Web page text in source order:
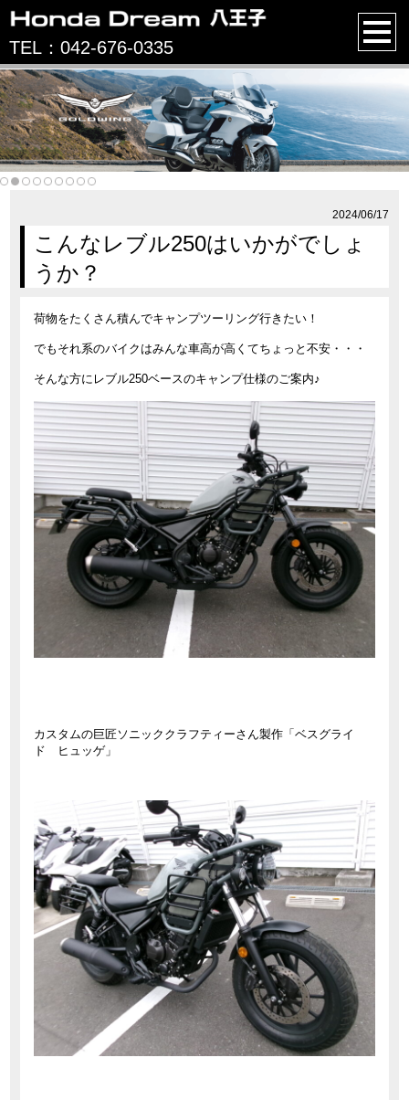
TEL：042-676-0335
2024/06/17
こんなレブル250はいかがでしょ
うか？
荷物をたくさん積んでキャンプツーリング行きたい！
でもそれ系のバイクはみんな車高が高くてちょっと不安・・・
そんな方にレブル250ベースのキャンプ仕様のご案内♪
カスタムの巨匠ソニッククラフティーさん製作「ベスグライ
ド ヒュッゲ」